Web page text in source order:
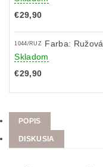
€29,90
1044/RUZ
Farba: Ružová
Skladom
€29,90
POPIS
DISKUSIA